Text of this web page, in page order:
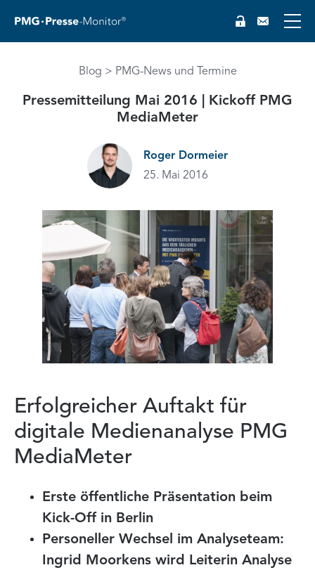
Blog PMG-News und Termine
Pressemitteilung Mai 2016 | Kickoff PMG
MediaMeter
Roger Dormeier
25. Mai 2016
Erfolgreicher Auftakt für
digitale Medienanalyse PMG
MediaMeter
Erste öffentliche Präsentation beim
Kick-Off in Berlin
Personeller Wechsel im Analyseteam:
Ingrid Moorkens wird Leiterin Analyse